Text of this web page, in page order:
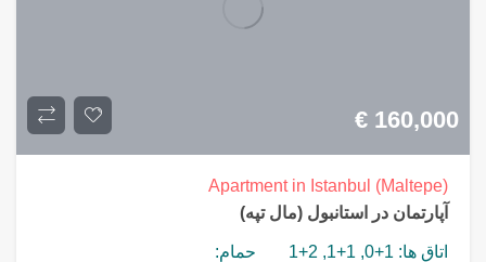
160,000
€
Apartment in Istanbul (Maltepe)
آپارتمان در استانبول (مال تپه)
اتاق ها: 1+0, 1+1, 2+1
حمام: